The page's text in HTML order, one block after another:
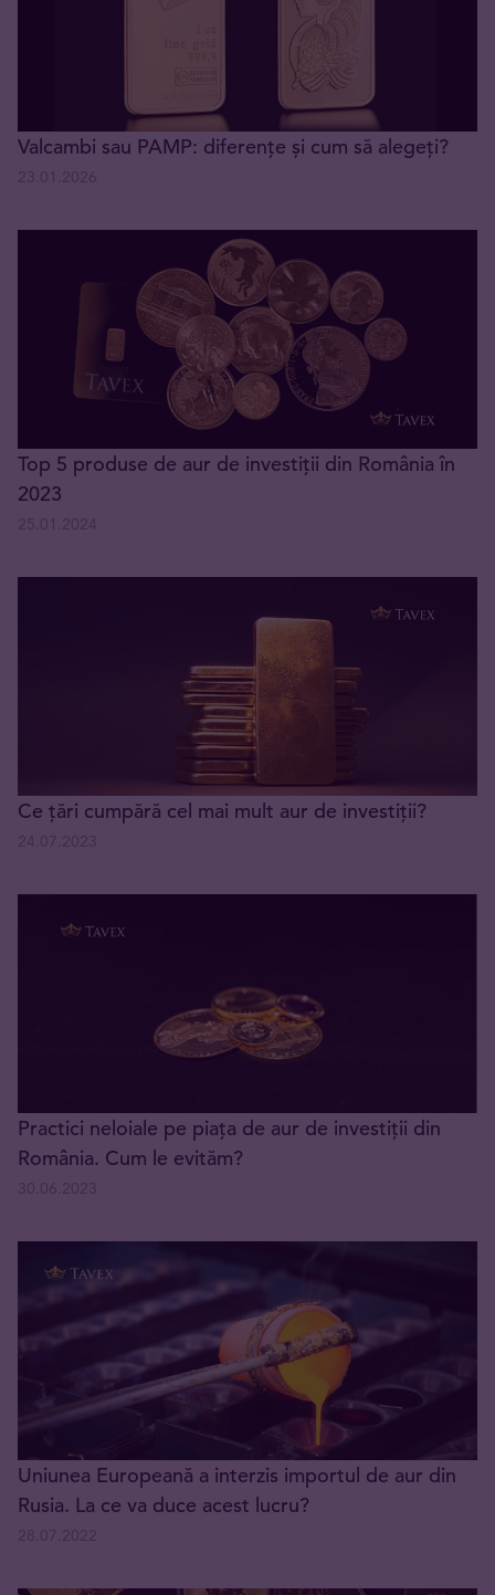
Valcambi sau PAMP: diferențe și cum să alegeți?
Top 5 produse de aur de investiții din România în
2023
Ce țări cumpără cel mai mult aur de investiții?
Practici neloiale pe piața de aur de investiții din
România. Cum le evităm?
Uniunea Europeană a interzis importul de aur din
Rusia. La ce va duce acest lucru?